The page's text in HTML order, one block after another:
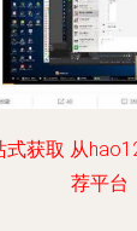
式获取 从
荐平台